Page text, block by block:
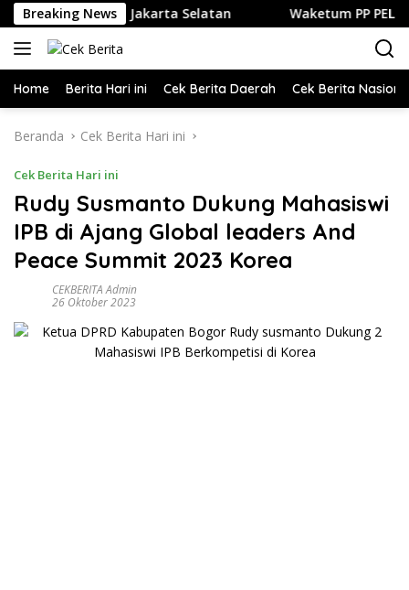
Langsung
ke
konten
Breaking News
Kuliner di Jakarta Selatan Waketum PP PELTI
Home Berita Hari ini Cek Berita Daerah Cek Berita
Beranda Cek Berita Hari ini
Cek Berita Hari ini
Rudy Susmanto Dukung Mahasiswi
IPB di Ajang Global leaders And
Peace Summit 2023 Korea
CEKBERITA Admin
26 Oktober 2023